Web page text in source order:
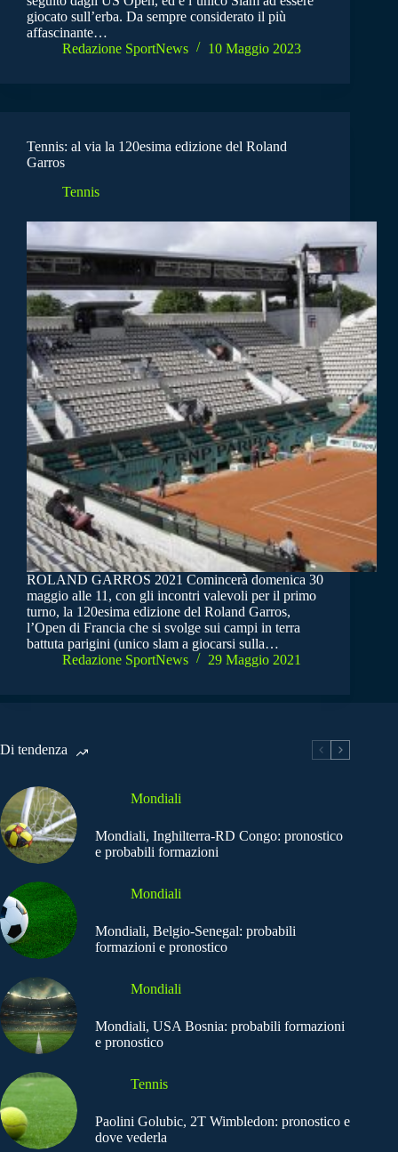
giocato sull’erba. Da sempre considerato il più
affascinante…
Redazione SportNews
10 Maggio 2023
Tennis: al via la 120esima edizione del Roland
Garros
Tennis
ROLAND GARROS 2021 Comincerà domenica 30
maggio alle 11, con gli incontri valevoli per il primo
turno, la 120esima edizione del Roland Garros,
l’Open di Francia che si svolge sui campi in terra
battuta parigini (unico slam a giocarsi sulla…
Redazione SportNews
29 Maggio 2021
Di tendenza
Mondiali
Mondiali, Inghilterra-RD Congo: pronostico
e probabili formazioni
Mondiali
Mondiali, Belgio-Senegal: probabili
formazioni e pronostico
Mondiali
Mondiali, USA Bosnia: probabili formazioni
e pronostico
Tennis
Paolini Golubic, 2T Wimbledon: pronostico e
dove vederla